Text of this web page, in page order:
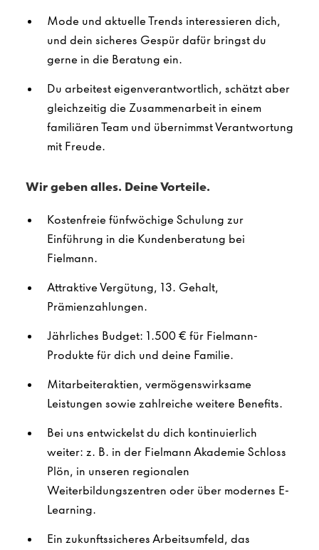
Mode und aktuelle Trends interessieren dich,
und dein sicheres Gespür dafür bringst du
gerne in die Beratung ein.
Du arbeitest eigenverantwortlich, schätzt aber
gleichzeitig die Zusammenarbeit in einem
familiären Team und übernimmst Verantwortung
mit Freude.
Wir geben alles. Deine Vorteile.
Kostenfreie fünfwöchige Schulung zur
Einführung in die Kundenberatung bei
Fielmann.
Attraktive Vergütung, 13. Gehalt,
Prämienzahlungen.
Jährliches Budget: 1.500 € für Fielmann-
Produkte für dich und deine Familie.
Mitarbeiteraktien, vermögenswirksame
Leistungen sowie zahlreiche weitere Benefits.
Bei uns entwickelst du dich kontinuierlich
weiter: z. B. in der Fielmann Akademie Schloss
Plön, in unseren regionalen
Weiterbildungszentren oder über modernes E-
Learning.
Ein zukunftssicheres Arbeitsumfeld, das